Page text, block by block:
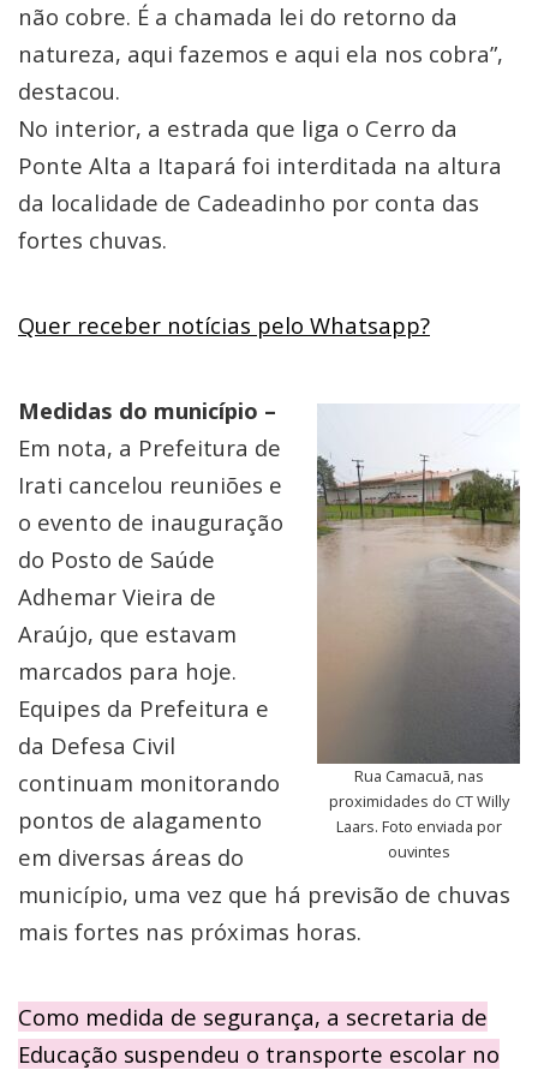
não cobre. É a chamada lei do retorno da
natureza, aqui fazemos e aqui ela nos cobra”,
destacou.
No interior, a estrada que liga o Cerro da
Ponte Alta a Itapará foi interditada na altura
da localidade de Cadeadinho por conta das
fortes chuvas.
Quer receber notícias pelo Whatsapp?
Rua Camacuã, nas
proximidades do CT Willy
Laars. Foto enviada por
ouvintes
Medidas do município –
Em nota, a Prefeitura de
Irati cancelou reuniões e
o evento de inauguração
do Posto de Saúde
Adhemar Vieira de
Araújo, que estavam
marcados para hoje.
Equipes da Prefeitura e
da Defesa Civil
continuam monitorando
pontos de alagamento
em diversas áreas do
município, uma vez que há previsão de chuvas
mais fortes nas próximas horas.
Como medida de segurança, a secretaria de
Educação suspendeu o transporte escolar no